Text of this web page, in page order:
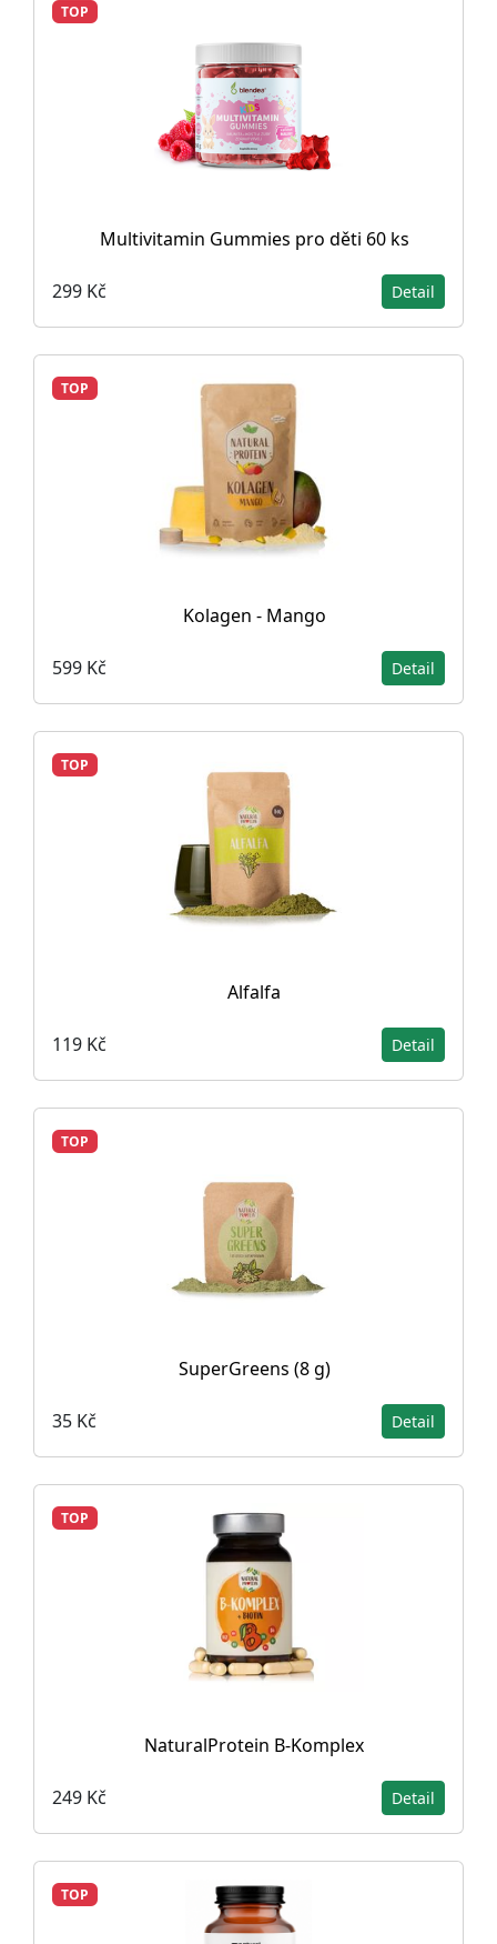
TOP
Multivitamin Gummies pro děti 60 ks
299 Kč Detail
TOP
Kolagen - Mango
599 Kč Detail
TOP
Alfalfa
119 Kč Detail
TOP
SuperGreens (8 g)
35 Kč Detail
TOP
NaturalProtein B-Komplex
249 Kč Detail
TOP